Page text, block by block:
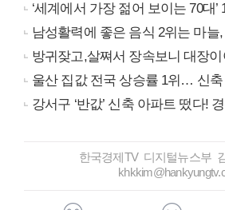
‘세계에서 가장 젊어 보이는 70대
남성활력에 좋은 음식 2위는 마늘
방귀잦고,살쪄서 장속보니 대장
울산 집값 전국 상승률 1위… 신축
강서구 ‘반값’ 신축 아파트 떴다!
한국경제TV 디지털뉴스부